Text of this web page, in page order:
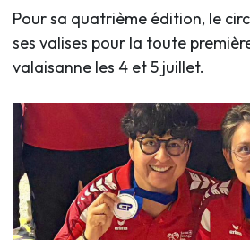
Pour sa quatrième édition, le
ses valises pour la toute
valaisanne les 4 et 5 juillet.